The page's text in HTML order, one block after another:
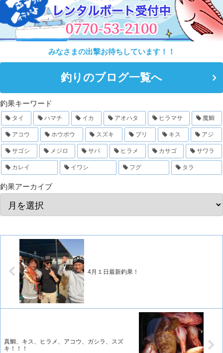
みなさまの出撃お待ちしています！！
釣りのブログ一覧へ
釣果キーワード
タイ ハマチ イカ アオハタ ヒラマサ 魔鯛
アコウ ホウボウ スズキ ブリ キス アジ
サゴシ メジロ サバ ヒラメ カサゴ サワラ
カレイ イワシ フグ タラ
釣果アーカイブ
4月１日最新釣果！
真鯛、キス、ヒラメ、アコウ、ガシラ、スズ
キ！！！